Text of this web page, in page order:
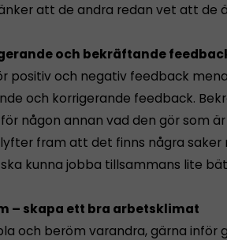
att de andra redan vet att de
och bekräftande
positiv och negativ feedback
och korrigerande feedback.
någon annan vad den gör som
fram att det finns några saker
kunna jobba tillsammans lite
– skapa ett bra arbetsklimat
och beröm varandra, gärna inför